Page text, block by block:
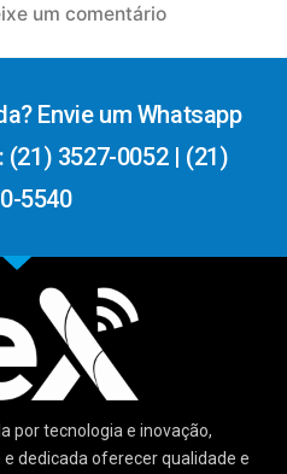
um comentário
Envie um Whatsapp
3527-0052 | (21)
5540
por tecnologia e inovação,
dedicada oferecer qualidade e